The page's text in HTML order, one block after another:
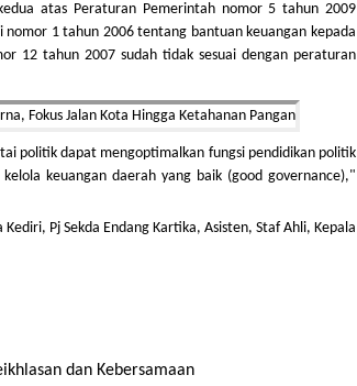
atas Peraturan Pemerintah nomor 5 tahun 2009
1 tahun 2006 tentang bantuan keuangan kepada
12 tahun 2007 sudah tidak sesuai dengan peraturan
politik dapat mengoptimalkan fungsi pendidikan politik
keuangan daerah yang baik (good governance),"
Pj Sekda Endang Kartika, Asisten, Staf Ahli, Kepala
dan Kebersamaan